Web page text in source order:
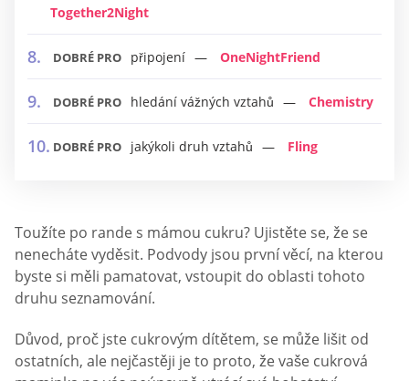
Together2Night
DOBRÉ PRO připojení OneNightFriend
DOBRÉ PRO hledání vážných vztahů Chemistry
DOBRÉ PRO jakýkoli druh vztahů Fling
Toužíte po rande s mámou cukru? Ujistěte se, že se
nenecháte vyděsit. Podvody jsou první věcí, na kterou
byste si měli pamatovat, vstoupit do oblasti tohoto
druhu seznamování.
Důvod, proč jste cukrovým dítětem, se může lišit od
ostatních, ale nejčastěji je to proto, že vaše cukrová